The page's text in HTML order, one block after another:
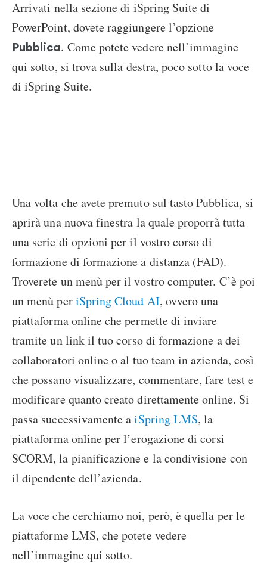
Arrivati nella sezione di iSpring Suite di
PowerPoint, dovete raggiungere l’opzione
Pubblica. Come potete vedere nell’immagine
qui sotto, si trova sulla destra, poco sotto la voce
di iSpring Suite.
Una volta che avete premuto sul tasto Pubblica, si
aprirà una nuova finestra la quale proporrà tutta
una serie di opzioni per il vostro corso di
formazione di formazione a distanza (FAD).
Troverete un menù per il vostro computer. C’è poi
un menù periSpring Cloud AI, ovvero una
piattaforma online che permette di inviare
tramite un link il tuo corso di formazione a dei
collaboratori online o al tuo team in azienda, così
che possano visualizzare, commentare, fare test e
modificare quanto creato direttamente online. Si
passa successivamente aiSpring LMS, la
piattaforma online per l’erogazione di corsi
SCORM, la pianificazione e la condivisione con
il dipendente dell’azienda.
La voce che cerchiamo noi, però, è quella per le
piattaforme LMS, che potete vedere
nell’immagine qui sotto.